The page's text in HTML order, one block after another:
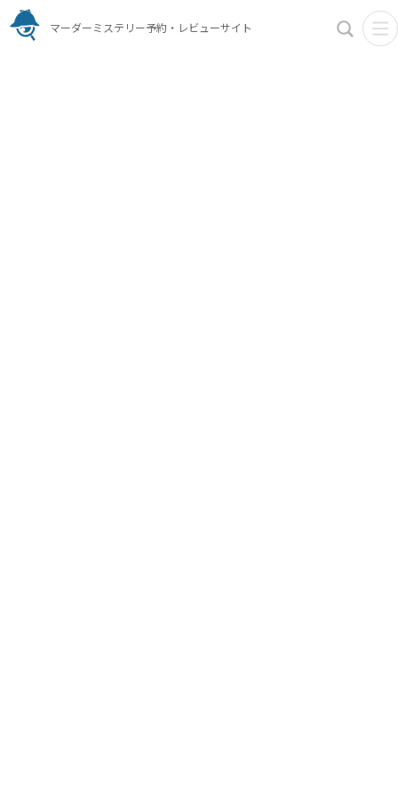
マーダーミステリー予約・レビューサイト